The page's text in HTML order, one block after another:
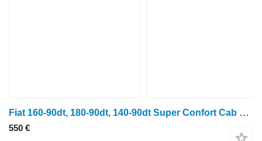
Fiat 160-90dt, 180-90dt, 140-90dt Super Confort Cab Door Frame Rhs 51 5130873 durvis
550 €